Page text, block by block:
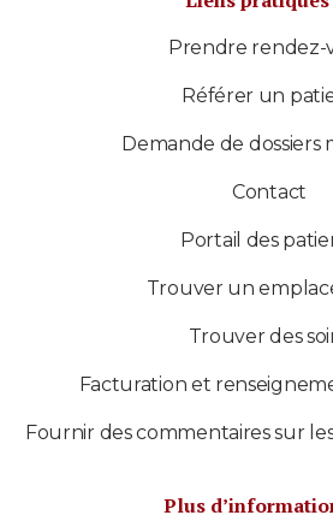
Prendre rendez-
Référer un
Demande de dossiers
Contact
Portail des
Trouver un
Trouver des
Facturation et
Fournir des commentaires sur
Plus